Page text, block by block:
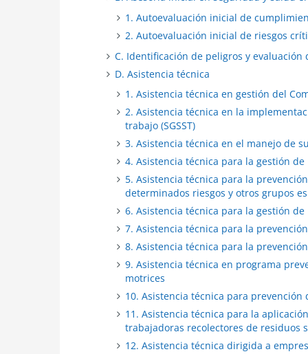
1. Autoevaluación inicial de
2. Autoevaluación inicial de riesgos
C. Identificación de peligros y evaluación
D. Asistencia técnica
1. Asistencia técnica en gestión del
2. Asistencia técnica en la
trabajo (SGSST)
3. Asistencia técnica en el manejo de
4. Asistencia técnica para la gestión
5. Asistencia técnica para la
determinados riesgos y otros grupos
6. Asistencia técnica para la gestión de
7. Asistencia técnica para la
8. Asistencia técnica para la
9. Asistencia técnica en programa
motrices
10. Asistencia técnica para
11. Asistencia técnica para la
trabajadoras recolectores de residuos
12. Asistencia técnica dirigida a